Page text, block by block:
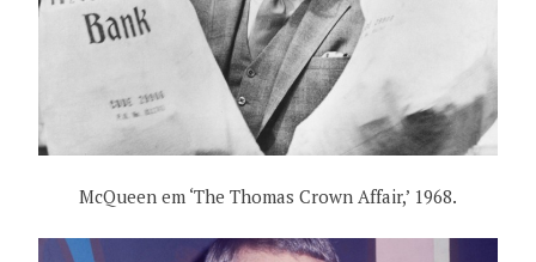
McQueen em ‘The Thomas Crown Affair,’ 1968.